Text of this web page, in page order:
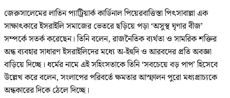
জেরুসালেমের লাতিন প্যাট্রিয়ার্ক কার্ডিনাল পিয়েরবাত্তিস্তা পিৎসাবাল্লা এক
সাক্ষাৎকারে ইসরাইলি সমাজের ভেতরে ছড়িয়ে পড়া ‘অসুস্থ ঘৃণার বীজ’
সম্পর্কে সতর্ক করেছেন। তিনি বলেন, রাজনৈতিক ব্যর্থতা ও সামরিক শক্তির
অন্ধ ব্যবহার সাধারণ ইসরাইলিদের মধ্যে অ-ইহুদি ও আরবদের প্রতি অবজ্ঞা
বাড়িয়ে দিচ্ছে। ধর্মের নামে এই সহিংসতাকে তিনি ‘সবচেয়ে বড় পাপ’ হিসেবে
উল্লেখ করে বলেন, সংলাপের পরিবর্তে ক্ষমতার আস্ফালন পুরো মধ্যপ্রাচ্যকে
অন্ধকারের দিকে ঠেলে দিচ্ছে।